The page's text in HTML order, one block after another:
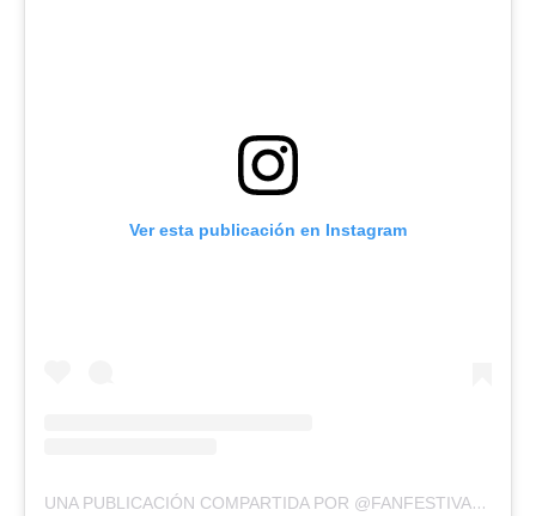
Ver esta publicación en Instagram
UNA PUBLICACIÓN COMPARTIDA POR @FANFESTIVALMTY